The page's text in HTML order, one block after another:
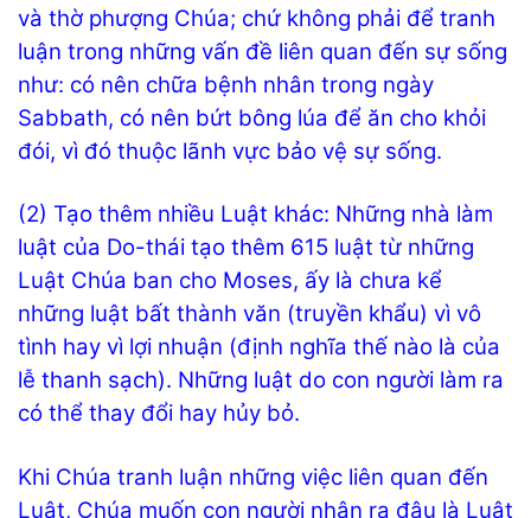
và thờ phượng Chúa; chứ không phải để tranh
luận trong những vấn đề liên quan đến sự sống
như: có nên chữa bệnh nhân trong ngày
Sabbath, có nên bứt bông lúa để ăn cho khỏi
đói, vì đó thuộc lãnh vực bảo vệ sự sống.
(2) Tạo thêm nhiều Luật khác: Những nhà làm
luật của Do-thái tạo thêm 615 luật từ những
Luật Chúa ban cho Moses, ấy là chưa kể
những luật bất thành văn (truyền khẩu) vì vô
tình hay vì lợi nhuận (định nghĩa thế nào là của
lễ thanh sạch). Những luật do con người làm ra
có thể thay đổi hay hủy bỏ.
Khi Chúa tranh luận những việc liên quan đến
Luật, Chúa muốn con người nhận ra đâu là Luật